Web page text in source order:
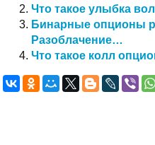
Что такое улыбка
Бинарные опционы
Разоблачение…
Что такое колл